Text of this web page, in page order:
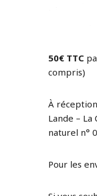
50€ TTC
compris)
À
Lande –
naturel n°
Pour les